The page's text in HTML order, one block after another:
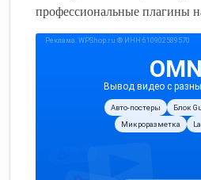
профессиональные плагины